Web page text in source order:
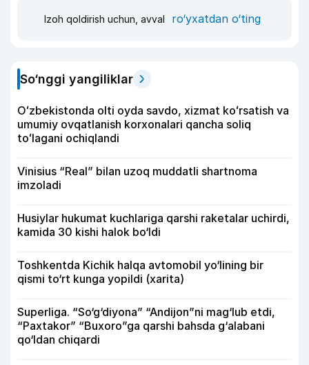
Izoh qoldirish uchun, avval ro‘yxatdan o‘ting
So‘nggi yangiliklar
Oʻzbekistonda olti oyda savdo, xizmat koʻrsatish va
umumiy ovqatlanish korxonalari qancha soliq
toʻlagani ochiqlandi
Vinisius “Real” bilan uzoq muddatli shartnoma
imzoladi
Husiylar hukumat kuchlariga qarshi raketalar uchirdi,
kamida 30 kishi halok bo‘ldi
Toshkentda Kichik halqa avtomobil yo‘lining bir
qismi to‘rt kunga yopildi (xarita)
Superliga. “So‘g‘diyona” “Andijon”ni mag‘lub etdi,
“Paxtakor” “Buxoro”ga qarshi bahsda g‘alabani
qo‘ldan chiqardi